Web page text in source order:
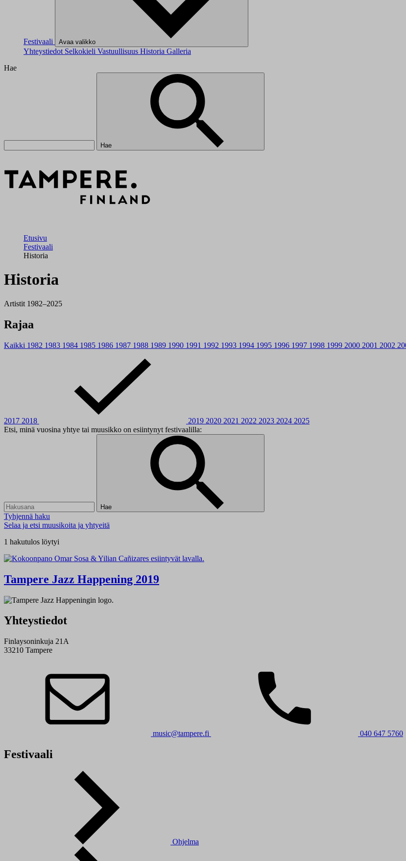
Festivaali Avaa valikko
Yhteystiedot Selkokieli Vastuullisuus Historia Galleria
Hae
Hae
Etusivu
Festivaali
Historia
Historia
Artistit 1982–2025
Rajaa
Kaikki 1982 1983 1984 1985 1986 1987 1988 1989 1990 1991 1992 1993 1994 1995 1996 1997 1998 1999 2000 2001 2002
2017 2018 2019 2020 2021 2022 2023 2024 2025
Etsi, minä vuosina yhtye tai muusikko on esiintynyt festivaalilla:
Hae
Tyhjennä haku
Selaa ja etsi muusikoita ja yhtyeitä
1 hakutulos löytyi
Tampere Jazz Happening 2019
Yhteystiedot
Finlaysoninkuja 21A
33210 Tampere
music@tampere.fi 040 647 5760
Festivaali
Ohjelma